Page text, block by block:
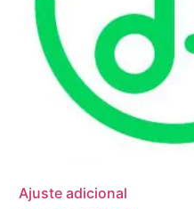
Ajuste adicional